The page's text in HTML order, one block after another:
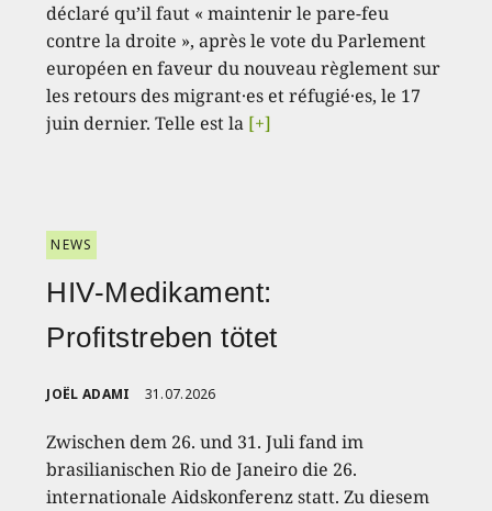
déclaré qu’il faut « maintenir le pare-feu
contre la droite », après le vote du Parlement
européen en faveur du nouveau règlement sur
les retours des migrant·es et réfugié·es, le 17
juin dernier. Telle est la [+]
NEWS
HIV-Medikament:
Profitstreben tötet
JOËL ADAMI 31.07.2026
Zwischen dem 26. und 31. Juli fand im
brasilianischen Rio de Janeiro die 26.
internationale Aidskonferenz statt. Zu diesem